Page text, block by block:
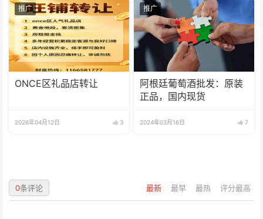
推广
ONCE区礼品店转让
2026年04月12日 3
推广
阿根廷葡萄酒批发：原装
正品，国内现货
2024年03月16日 7
最新 最早 最热 评分最高
0条评论